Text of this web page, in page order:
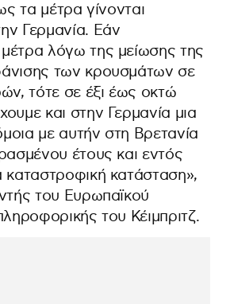
τα μέτρα γίνονται
Γερμανία. Εάν
λόγω της μείωσης της
των κρουσμάτων σε
τότε σε έξι έως οκτώ
και στην Γερμανία μια
με αυτήν στη Βρετανία
έτους και εντός
καταστροφική κατάσταση»,
του Ευρωπαϊκού
του Κέιμπριτζ.